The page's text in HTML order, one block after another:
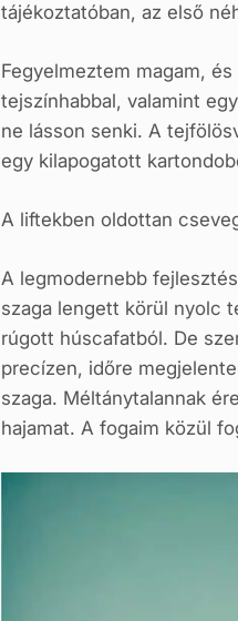
tájékoztatóban, az első
Fegyelmeztem magam,
tejszínhabbal, valamint
ne lásson senki. A
egy kilapogatott
A liftekben oldottan
A legmodernebb
szaga lengett körül nyolc
rúgott húscafatból. De
precízen, időre
szaga. Méltánytalannak
hajamat. A fogaim közül